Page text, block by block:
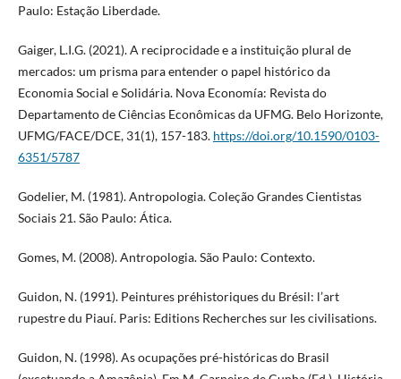
Paulo: Estação Liberdade.
Gaiger, L.I.G. (2021). A reciprocidade e a instituição plural de
mercados: um prisma para entender o papel histórico da
Economia Social e Solidária. Nova Economía: Revista do
Departamento de Ciências Econômicas da UFMG. Belo Horizonte,
UFMG/FACE/DCE, 31(1), 157-183. https://doi.org/10.1590/0103-
6351/5787
Godelier, M. (1981). Antropologia. Coleção Grandes Cientistas
Sociais 21. São Paulo: Ática.
Gomes, M. (2008). Antropologia. São Paulo: Contexto.
Guidon, N. (1991). Peintures préhistoriques du Brésil: l’art
rupestre du Piauí. Paris: Editions Recherches sur les civilisations.
Guidon, N. (1998). As ocupações pré-históricas do Brasil